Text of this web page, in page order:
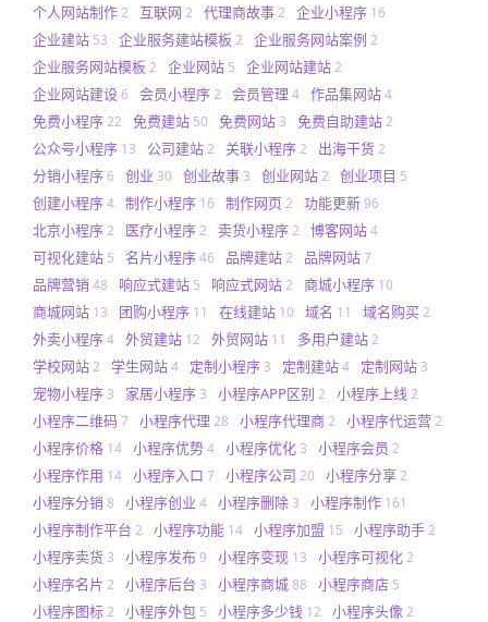
个人网站制作2 互联网 2 代理商故事2 企业小程序 16
企业建站 53 企业服务建站模板 2 企业服务网站案例 2
企业服务网站模板 2 企业网站 5 企业网站建站2
企业网站建设6 会员小程序2 会员管理 4 作品集网站4
免费小程序22 免费建站 50 免费网站 3 免费自助建站2
公众号小程序 13 公司建站2 关联小程序2 出海干货2
分销小程序6 创业 30 创业故事 3 创业网站2 创业项目 5
创建小程序4 制作小程序 16 制作网页 2 功能更新96
北京小程序2 医疗小程序2 卖货小程序2 博客网站4
可视化建站 5 名片小程序46 品牌建站2 品牌网站7
品牌营销 48 响应式建站 5 响应式网站2 商城小程序 10
商城网站 13 团购小程序 11 在线建站 10 域名 11 域名购买2
外卖小程序4 外贸建站 12 外贸网站 11 多用户建站2
学校网站2 学生网站4 定制小程序 3 定制建站4 定制网站 3
宠物小程序 3 家居小程序 3 小程序APP区别 2 小程序上线 2
小程序二维码7 小程序代理 28 小程序代理商2 小程序代运营2
小程序价格 14 小程序优势4 小程序优化 3 小程序会员 2
小程序作用 14 小程序入口 7 小程序公司 20 小程序分享2
小程序分销 8 小程序创业 4 小程序删除 3 小程序制作 161
小程序制作平台 2 小程序功能 14 小程序加盟 15 小程序助手2
小程序卖货 3 小程序发布9 小程序变现 13 小程序可视化2
小程序名片 2 小程序后台 3 小程序商城88 小程序商店 5
小程序图标2 小程序外包 5 小程序多少钱 12 小程序头像 2